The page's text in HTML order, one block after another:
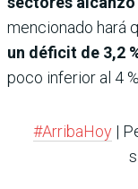
mencionado hará
un déficit de 3,2
poco inferior al 4
#ArribaHoy|